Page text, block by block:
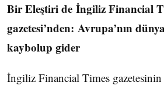
Bir Eleştiri de İngiliz Financial
gazetesi’nden: Avrupa’nın
kaybolup gider
İngiliz Financial Times gazetesinin